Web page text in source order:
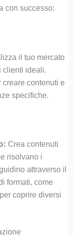
con successo:
il tuo mercato
clienti ideali.
contenuti e
specifiche.
Crea contenuti
risolvano i
attraverso il
formati, come
coprire diversi